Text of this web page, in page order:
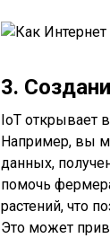
3.
IoT открывает
Например, вы
данных,
помочь
растений, что
Это может